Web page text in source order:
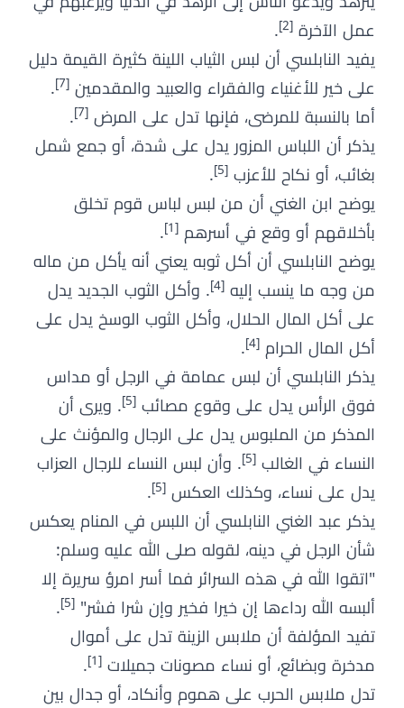
عمل الآخرة [2]
.
يفيد النابلسي أن لبس الثياب اللينة كثيرة القيمة دليل
على خير للأغنياء والفقراء والعبيد والمقدمين [7]
.
أما بالنسبة للمرضى، فإنها تدل على المرض [7]
.
يذكر أن اللباس المزور يدل على شدة، أو جمع شمل
بغائب، أو نكاح للأعزب [5]
.
يوضح ابن الغني أن من لبس لباس قوم تخلق
بأخلاقهم أو وقع في أسرهم [1]
.
يوضح النابلسي أن أكل ثوبه يعني أنه يأكل من ماله
من وجه ما ينسب إليه [4] . وأكل الثوب الجديد يدل
على أكل المال الحلال، وأكل الثوب الوسخ يدل على
أكل المال الحرام [4]
.
يذكر النابلسي أن لبس عمامة في الرجل أو مداس
فوق الرأس يدل على وقوع مصائب [5] . ويرى أن
المذكر من الملبوس يدل على الرجال والمؤنث على
النساء في الغالب [5] . وأن لبس النساء للرجال العزاب
يدل على نساء، وكذلك العكس [5]
.
يذكر عبد الغني النابلسي أن اللبس في المنام يعكس
شأن الرجل في دينه، لقوله صلى الله عليه وسلم:
"اتقوا الله في هذه السرائر فما أسر امرؤ سريرة إلا
ألبسه الله رداءها إن خيرا فخير وإن شرا فشر" [5]
.
تفيد المؤلفة أن ملابس الزينة تدل على أموال
مدخرة وبضائع، أو نساء مصونات جميلات [1]
.
تدل ملابس الحرب على هموم وأنكاد، أو جدال بين